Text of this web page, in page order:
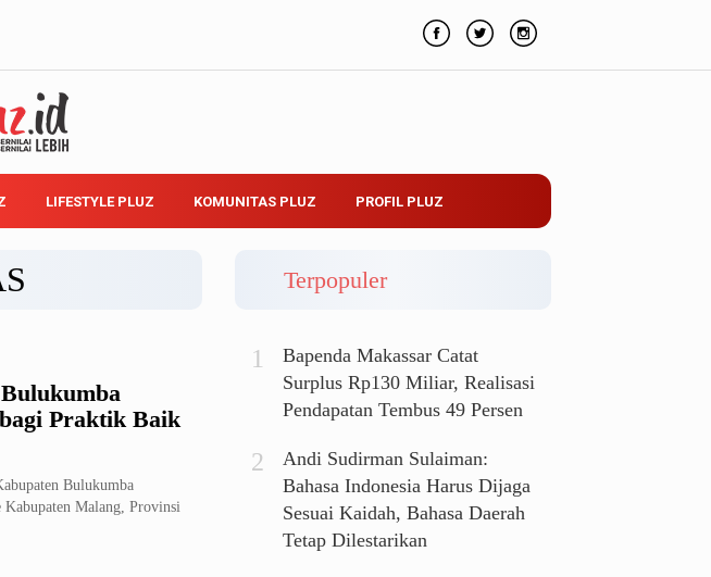
LIFESTYLE PLUZ KOMUNITAS PLUZ PROFIL PLUZ
Praktik Baik
Bulukumba
Malang, Provinsi
Terpopuler
Bapenda Makassar Catat
Surplus Rp130 Miliar, Realisasi
Pendapatan Tembus 49 Persen
Andi Sudirman Sulaiman:
Bahasa Indonesia Harus Dijaga
Sesuai Kaidah, Bahasa Daerah
Tetap Dilestarikan